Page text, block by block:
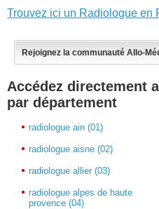
Trouvez ici un Radiologue en
Rejoignez la communauté Allo-
Accédez directement
par département
radiologue ain (01)
radiologue aisne (02)
radiologue allier (03)
radiologue alpes de haute
provence (04)